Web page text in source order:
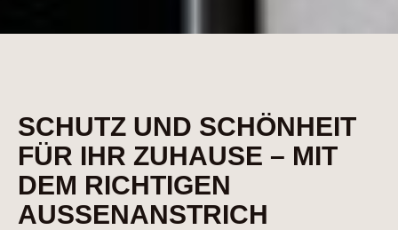
SCHUTZ UND SCHÖNHEIT
FÜR IHR ZUHAUSE – MIT
DEM RICHTIGEN
AUSSENANSTRICH